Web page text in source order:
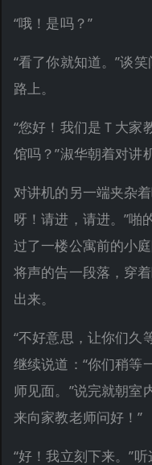
“哦！是吗？”
“看了你就知道。”谈
路上。
“您好！我们是Ｔ大家
馆吗？”淑华朝着对讲
对讲机的另一端夹杂
呀！请进，请进。”啪
过了一楼公寓前的小
将声的告一段落，穿
出来。
“不好意思，让你们久
继续说道：“你们稍等
师见面。”说完就朝室
来向家教老师问好！”
“好！我立刻下来。”